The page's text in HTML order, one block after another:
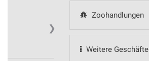
Zoohandlungen
Weitere Geschäfte
❯